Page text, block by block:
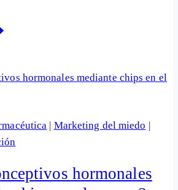
| Marketing del miedo |
hormonales